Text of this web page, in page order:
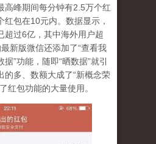
高峰期间每分钟有2.5万个红
红包在10元内。数据显示，
超过6亿，其中海外用户超
新版微信还添加了“查看我
”功能，随即“晒数据”就引
的多、数额大成了“新概念荣
红包功能的大量使用。